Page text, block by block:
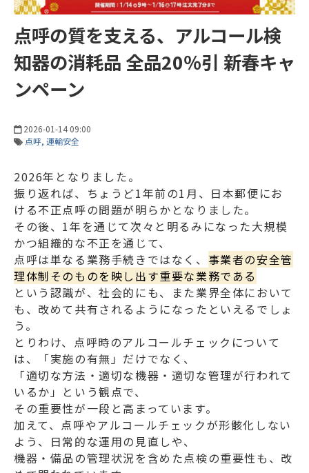
点呼の質を支える、アルコール検
知器の消耗品 全品20％引 新春キャ
ンペーン
2026-01-14 09:00
点呼 運輸安全
2026年となりました。
振り返れば、ちょうど1年前の1月、日本郵便にお
ける不正点呼の問題が明らかとなりました。
その後、1年を通じて次々と明るみになった大規模
かつ組織的な不正を通じて、
点呼は単なる業務手続きではなく、 事業者の安全管
理体制そのものを映し出す重要な業務である
という認識が、社会的にも、また業界全体において
も、改めて共有されるようになったといえるでしょ
う。
とりわけ、点呼時のアルコールチェックについて
は、「実施の有無」だけでなく、
「適切な方法・適切な機器・適切な管理が行われて
いるか」という観点で、
その重要性が一段と高まっています。
加えて、点呼やアルコールチェックが形骸化しない
よう、日常的な運用の見直しや、
機器・備品の管理状況を含めた点検の重要性も、改